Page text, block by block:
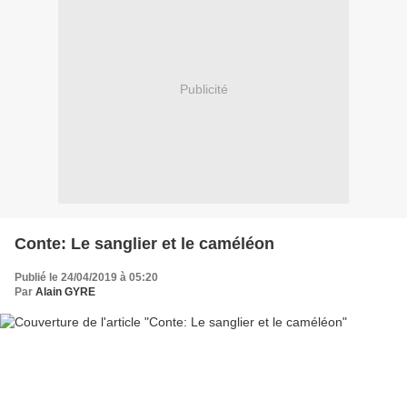
Publicité
Conte: Le sanglier et le caméléon
Publié le 24/04/2019 à 05:20
Par Alain GYRE